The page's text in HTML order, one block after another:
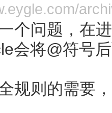
个问题，在
会将@符号
规则的需要